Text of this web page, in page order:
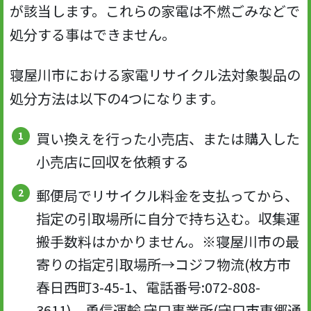
が該当します。これらの家電は不燃ごみなどで
処分する事はできません。
寝屋川市における家電リサイクル法対象製品の
処分方法は以下の4つになります。
買い換えを行った小売店、または購入した
小売店に回収を依頼する
郵便局でリサイクル料金を支払ってから、
指定の引取場所に自分で持ち込む。収集運
搬手数料はかかりません。※寝屋川市の最
寄りの指定引取場所→コジフ物流(枚方市
春日西町3-45-1、電話番号:072-808-